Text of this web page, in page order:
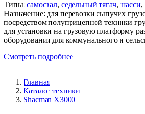
Типы: самосвал, седельный тягач, шасси,
Назначение: для перевозки сыпучих
посредством полуприцепной техники
для установки на грузовую платформу
оборудования для коммунального и
Смотреть подробнее
Главная
Каталог техники
Shacman X3000